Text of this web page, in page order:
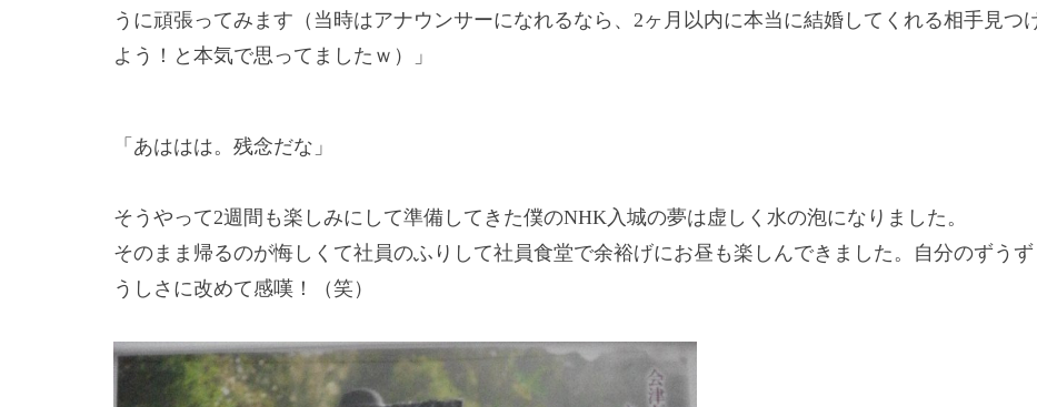
うに頑張ってみます（当時はアナウンサーになれるなら、 2ヶ月以内に本当に結婚してくれる相手見つ
よう！と本気で思ってましたｗ）」
「あははは。残念だな」
そうやって2週間も楽しみにして準備してきた僕のNHK 入城の夢は虚しく水の泡になりました。
そのまま帰るのが悔しくて社員のふりして社員食堂で余裕げにお昼も楽しんできました。自分のずうず
うしさに改めて感嘆！（笑）